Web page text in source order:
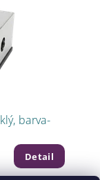
barva-
Detail